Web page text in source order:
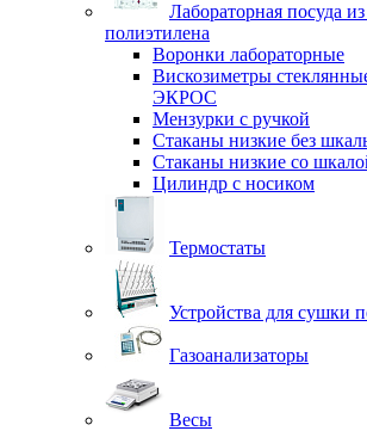
Лабораторная посуда
полиэтилена
Воронки лабораторные
Вискозиметры
ЭКРОС
Мензурки с ручкой
Стаканы низкие без
Стаканы низкие со
Цилиндр с носиком
Термостаты
Устройства для сушки
Газоанализаторы
Весы